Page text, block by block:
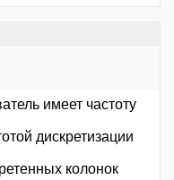
имеет частоту
дискретизации
колонок